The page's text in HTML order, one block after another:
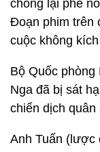
chống lại phe
Đoạn phim trên
cuộc không
Bộ Quốc phòng
Nga đã bị sát
chiến dịch
Anh Tuấn (lược